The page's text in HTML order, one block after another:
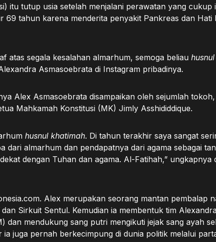
itu tutup usia setelah menjalani perawatan yang cukup
69 tahun karena menderita penyakit Pankreas dan
atas segala kesalahan almarhum, semoga beliau
Asmasoebrata di Instagram pribadinya.
Alex Asmasoebrata disampaikan oleh sejumlah
Mahkamah Konstitusi (MK) Jimly Asshididdique.
husnul khatimah. Di tahun terakhir saya sangat
dari almarhum dan pendapatnya dari agama sebagai
dengan Tuhan dan agama. Al-Fatihah,” ungkapnya
Alex merupakan seorang mantan pembalap
Sirkuit Sentul. Kemudian ia membentuk tim
dan mendukung sang putri mengikuti jejak sang ayah
ia juga pernah berkecimpung di dunia politik melalui